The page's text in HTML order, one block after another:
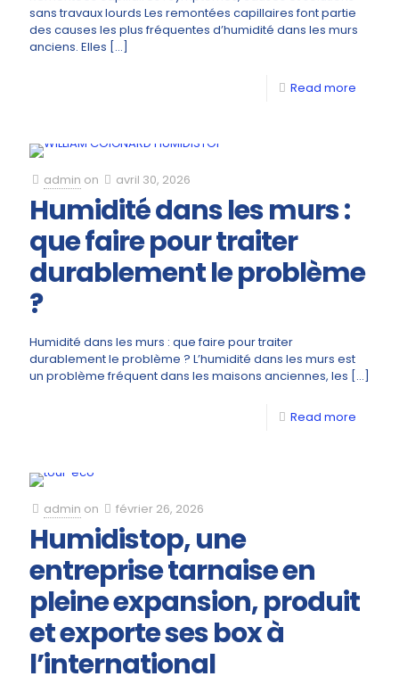
sans travaux lourds Les remontées capillaires font partie
des causes les plus fréquentes d’humidité dans les murs
anciens. Elles […]
Read more
admin on avril 30, 2026
Humidité dans les murs :
que faire pour traiter
durablement le problème
?
Humidité dans les murs : que faire pour traiter
durablement le problème ? L’humidité dans les murs est
un problème fréquent dans les maisons anciennes, les […]
Read more
admin on février 26, 2026
Humidistop, une
entreprise tarnaise en
pleine expansion, produit
et exporte ses box à
l’international